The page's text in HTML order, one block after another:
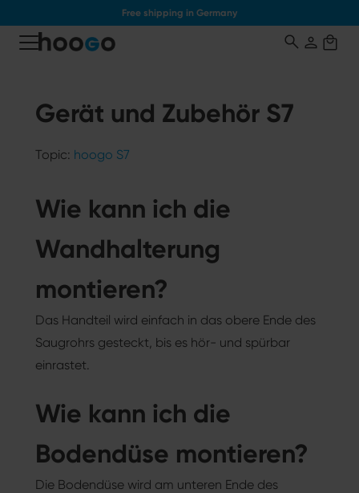
Free shipping in Germany
Gerät und Zubehör S7
Topic: hoogo S7
Wie kann ich die
Wandhalterung
montieren?
Das Handteil wird einfach in das obere Ende des
Saugrohrs gesteckt, bis es hör- und spürbar
einrastet.
Wie kann ich die
Bodendüse montieren?
Die Bodendüse wird am unteren Ende des